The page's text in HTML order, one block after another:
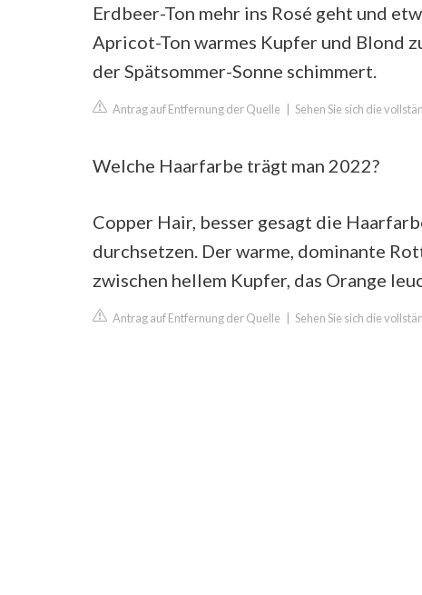
Erdbeer-Ton mehr ins Rosé geht und
Apricot-Ton warmes Kupfer und Blond
der Spätsommer-Sonne schimmert.
Antrag auf Entfernung der Quelle Sehen Sie sich die
Welche Haarfarbe trägt man 2022?
Copper Hair, besser gesagt die
durchsetzen. Der warme, dominante
zwischen hellem Kupfer, das Orange
Antrag auf Entfernung der Quelle Sehen Sie sich die